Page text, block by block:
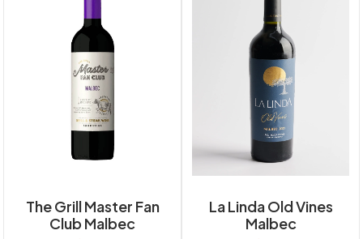
The Grill Master Fan
Club Malbec
La Linda Old Vines
Malbec